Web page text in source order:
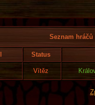
Seznam
Status
Vítěz